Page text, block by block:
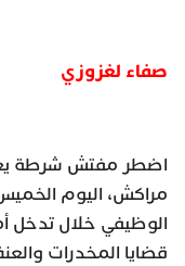
صفاء لغزوزي
اضطر مفتش شرطة
الوظيفي خلال
قضايا المخدرات